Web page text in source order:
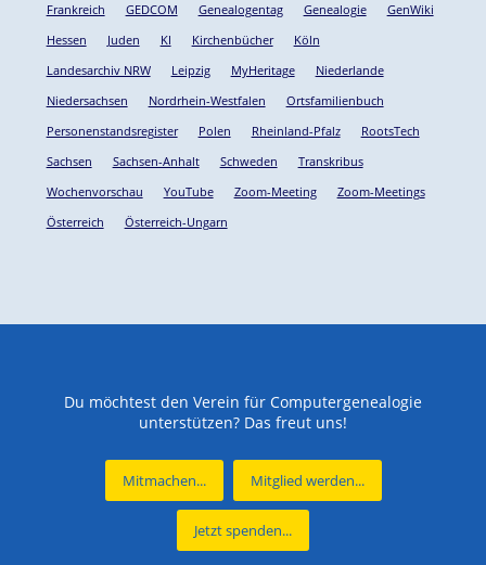
Frankreich
GEDCOM Genealogentag Genealogie
GenWiki
Hessen
Juden KI Kirchenbücher
Köln
Landesarchiv NRW
Leipzig MyHeritage
Niederlande
Niedersachsen
Nordrhein-Westfalen
Ortsfamilienbuch
Personenstandsregister
Polen Rheinland-Pfalz
RootsTech
Sachsen
Sachsen-Anhalt Schweden
Transkribus
Wochenvorschau
YouTube Zoom-Meeting
Zoom-Meetings
Österreich
Österreich-Ungarn
Du möchtest den Verein für Computergenealogie
unterstützen? Das freut uns!
Mitmachen... Mitglied werden...
Jetzt spenden...